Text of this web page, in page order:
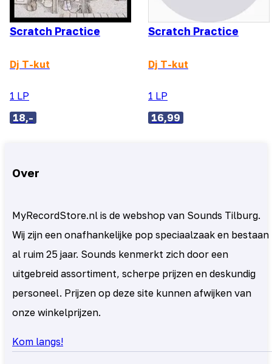
Scratch Practice
Dj T-kut
1 LP
18,-
Scratch Practice
Dj T-kut
1 LP
16,99
Over
MyRecordStore.nl is de webshop van Sounds Tilburg.
Wij zijn een onafhankelijke pop speciaalzaak en bestaan
al ruim 25 jaar. Sounds kenmerkt zich door een
uitgebreid assortiment, scherpe prijzen en deskundig
personeel. Prijzen op deze site kunnen afwijken van
onze winkelprijzen.
Kom langs!